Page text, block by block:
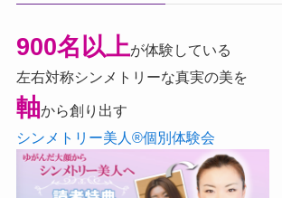
900名以上が体験している
左右対称シンメトリーな真実の美を
軸から創り出す
シンメトリー美人®個別体験会